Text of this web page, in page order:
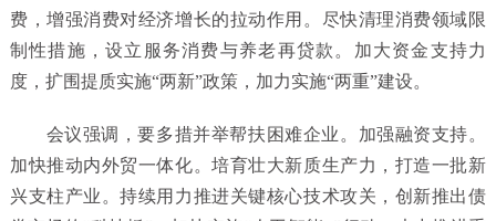
费，增强消费对经济增长的拉动作用。尽快清理消费领域限
制性措施，设立服务消费与养老再贷款。加大资金支持力
度，扩围提质实施“两新”政策，加力实施“两重”建设。
会议强调，要多措并举帮扶困难企业。加强融资支持。
加快推动内外贸一体化。培育壮大新质生产力，打造一批新
兴支柱产业。持续用力推进关键核心技术攻关，创新推出债